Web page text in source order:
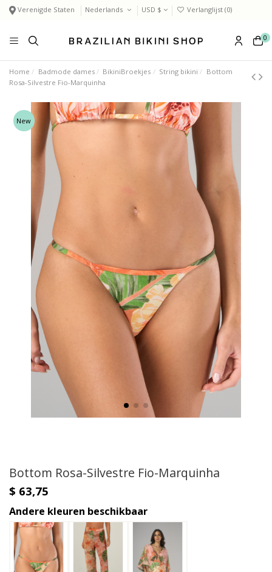
Verenigde Staten Nederlands USD $ Verlanglijst (0)
0
Home Badmode dames BikiniBroekjes String bikini
Bottom
Rosa-Silvestre Fio-Marquinha
New
Bottom Rosa-Silvestre Fio-Marquinha
$ 63,75
Andere kleuren beschikbaar